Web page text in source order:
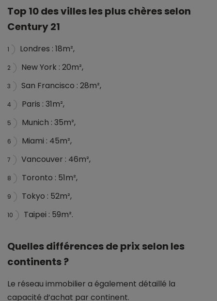
Top 10 des villes les plus chères selon
Century 21
1 Londres : 18m²,
2 New York : 20m²,
3 San Francisco : 28m²,
4 Paris : 31m²,
5 Munich : 35m²,
6 Miami : 45m²,
7 Vancouver : 46m²,
8 Toronto : 51m²,
9 Tokyo : 52m²,
10 Taipei : 59m².
Quelles différences de prix selon les
continents ?
Le réseau immobilier a également détaillé la
capacité d’achat par continent.